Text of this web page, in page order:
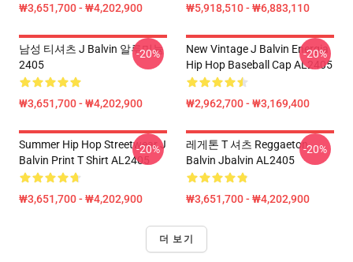
₩3,651,700 - ₩4,202,900 ₩5,918,510 - ₩6,883,110
남성 티셔츠 J Balvin 알루미늄
2405
₩3,651,700 - ₩4,202,900
-20%
New Vintage J Balvin Energia
Hip Hop Baseball Cap AL2405
₩2,962,700 - ₩3,169,400
-20%
Summer Hip Hop Streetwear J
Balvin Print T Shirt AL2405
₩3,651,700 - ₩4,202,900
-20%
레게톤 T 셔츠 Reggaeton
Balvin Jbalvin AL2405
₩3,651,700 - ₩4,202,900
-20%
더 보기